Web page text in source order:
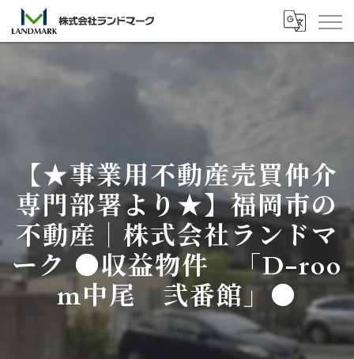
【★事業用不動産売買仲介
専門部署より★】福岡市の
不動産｜株式会社ランドマ
ーク ●収益物件 「D-roo
m中尾 弐番館」●